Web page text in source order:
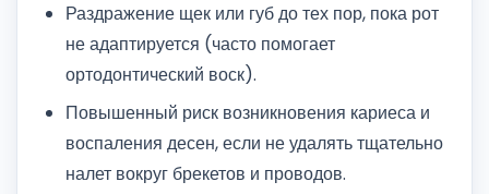
Раздражение щек или губ до тех пор, пока рот
не адаптируется (часто помогает
ортодонтический воск).
Повышенный риск возникновения кариеса и
воспаления десен, если не удалять тщательно
налет вокруг брекетов и проводов.